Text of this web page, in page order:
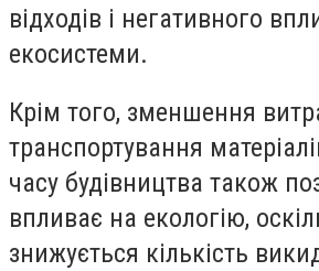
відходів і негативного
екосистеми.
Крім того, зменшення
транспортування
часу будівництва також
впливає на екологію,
знижується кількість